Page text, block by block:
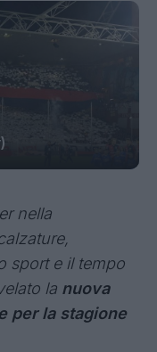
nella
sport e il tempo
la nuova
per la stagione